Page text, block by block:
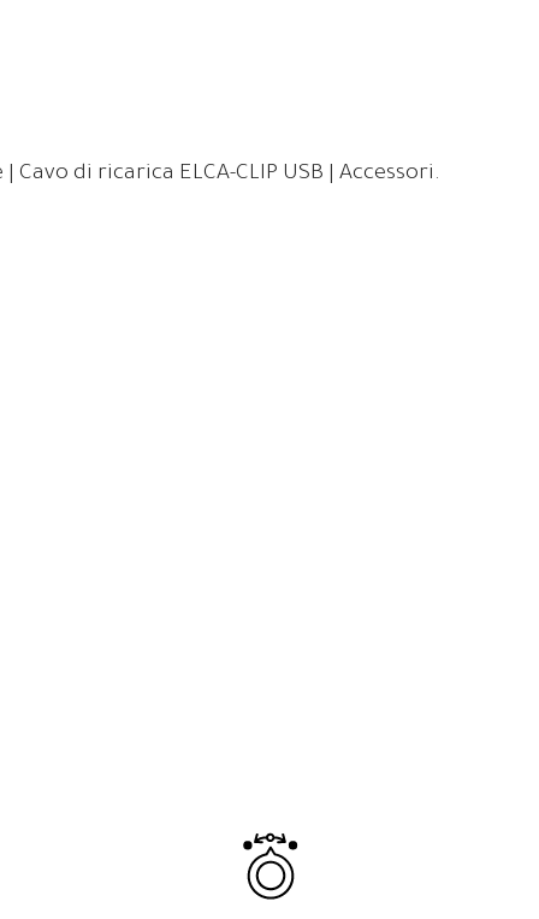
di ricarica ELCA-CLIP USB | Accessori.